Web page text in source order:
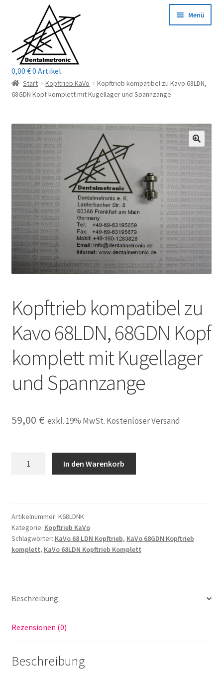
Navigation
springen
springen
Menü
Home
Mein Konto / Login
Kontakt
Reparaturservice
öffnen
Wichtige Infos
öffnen
Unsere Firma
Warenkorb
0,00 €0 Artikel
Start Kopftrieb KaVo
Kopftrieb kompatibel zu Kavo 68LDN,
68GDN Kopf komplett mit Kugellager und Spannzange
Kopftrieb kompatibel zu
Kavo 68LDN, 68GDN Kopf
komplett mit Kugellager
und Spannzange
59,00 € exkl. 19% MwSt. Kostenloser Versand
68GDN
Kopf
komplett
Spannzange
In den Warenkorb
Artikelnummer: K68LDNK
Kategorie: Kopftrieb KaVo
Schlagwörter: KaVo 68 LDN Kopftrieb, KaVo 68GDN Kopftrieb
komplett, KaVo 68LDN Kopftrieb Komplett
Beschreibung
Rezensionen (0)
Beschreibung